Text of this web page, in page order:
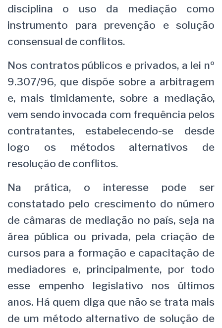
disciplina o uso da mediação como
instrumento para prevenção e solução
consensual de conflitos.
Nos contratos públicos e privados, a lei nº
9.307/96, que dispõe sobre a arbitragem
e, mais timidamente, sobre a mediação,
vem sendo invocada com frequência pelos
contratantes, estabelecendo-se desde
logo os métodos alternativos de
resolução de conflitos.
Na prática, o interesse pode ser
constatado pelo crescimento do número
de câmaras de mediação no país, seja na
área pública ou privada, pela criação de
cursos para a formação e capacitação de
mediadores e, principalmente, por todo
esse empenho legislativo nos últimos
anos. Há quem diga que não se trata mais
de um método alternativo de solução de